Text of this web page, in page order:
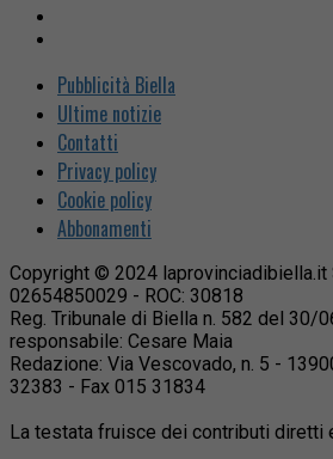
Pubblicità Biella
Ultime notizie
Contatti
Privacy policy
Cookie policy
Abbonamenti
Copyright © 2024 laprovinciadibiella.it
02654850029 - ROC: 30818
Reg. Tribunale di Biella n. 582 del 30/
responsabile: Cesare Maia
Redazione: Via Vescovado, n. 5 -
32383 - Fax 015 31834
La testata fruisce dei contributi diretti